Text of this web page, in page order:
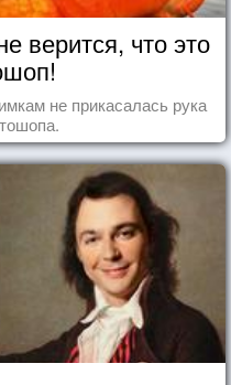
верится, что это
не прикасалась рука